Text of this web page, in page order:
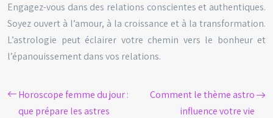
Engagez-vous dans des relations conscientes et authentiques.
Soyez ouvert à l’amour, à la croissance et à la transformation.
L’astrologie peut éclairer votre chemin vers le bonheur et
l’épanouissement dans vos relations.
Horoscope femme du jour :
que prépare les astres
Comment le thème astro
influence votre vie